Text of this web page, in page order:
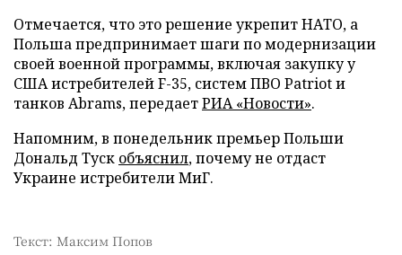
Отмечается, что это решение укрепит НАТО, а
Польша предпринимает шаги по модернизации
своей военной программы, включая закупку у
США истребителей F-35, систем ПВО Patriot и
танков Abrams, передаетРИА «Новости».
Напомним, в понедельник премьер Польши
Дональд Туск объяснил, почему не отдаст
Украине истребители МиГ.
Текст: Максим Попов